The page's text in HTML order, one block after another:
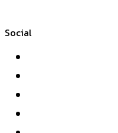
Social